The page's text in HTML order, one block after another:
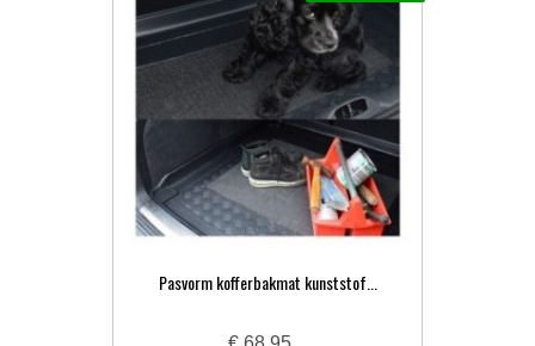
Pasvorm kofferbakmat kunststof...